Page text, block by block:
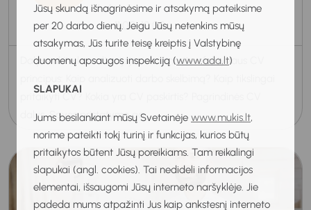
Jūsų skundą išnagrinėsime ir atsakymą pateiksime
per 20 darbo dienų. Jeigu Jūsų netenkins mūsų
atsakymas, Jūs turite teisę kreiptis į Valstybinę
duomenų apsaugos inspekciją (www.ada.lt)
SLAPUKAI
Jums besilankant mūsų Svetainėje www.mukis.lt,
norime pateikti tokį turinį ir funkcijas, kurios būtų
pritaikytos būtent Jūsų poreikiams. Tam reikalingi
slapukai (angl. cookies). Tai nedideli informacijos
elementai, išsaugomi Jūsų interneto naršyklėje. Jie
padeda mums atpažinti Jus kaip ankstesnį interneto
kab.
11:00-12:00
Dalyvaukite konsultacijoje ir sužinosite efektyvaus CV
pritaikyti CV? Kokia yra CV paskirtis? Pagrindinės CV
dalys. Savęs pristatymo ga...